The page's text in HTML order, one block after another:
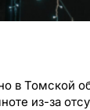
в Томской
из-за